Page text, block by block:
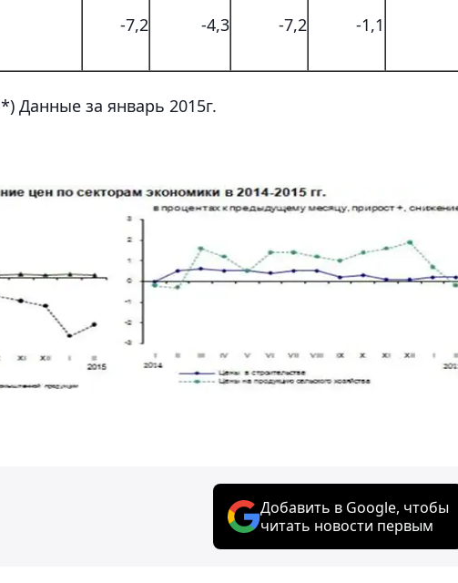
-7,2 -4,3 -7,2 -1,1
*) Данные за январь 2015г.
Добавить в Google, чтобы
читать новости первым